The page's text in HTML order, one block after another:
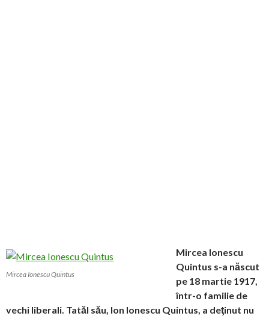
Mircea Ionescu Quintus
Mircea Ionescu
Quintus s-a născut
pe 18 martie 1917,
într-o familie de
vechi liberali. Tatăl său, Ion Ionescu Quintus, a deţinut nu